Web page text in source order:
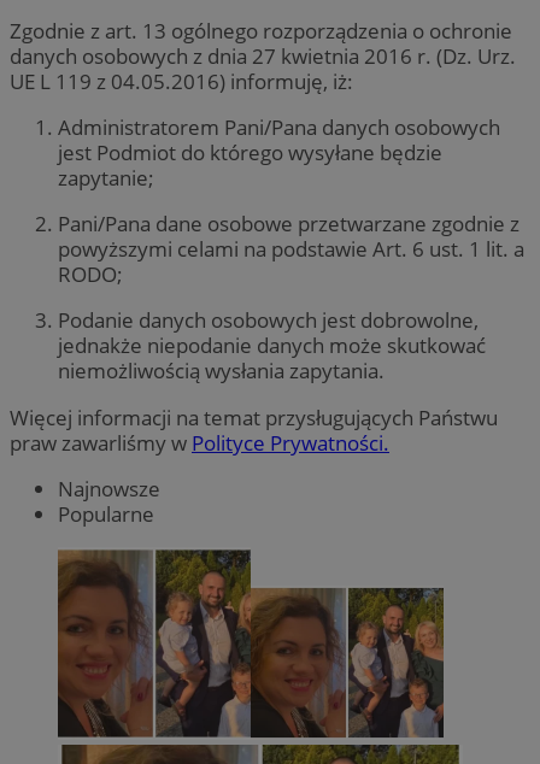
Zgodnie z art. 13 ogólnego rozporządzenia o ochronie
danych osobowych z dnia 27 kwietnia 2016 r. (Dz. Urz.
UE L 119 z 04.05.2016) informuję, iż:
Administratorem Pani/Pana danych osobowych
jest Podmiot do którego wysyłane będzie
zapytanie;
Pani/Pana dane osobowe przetwarzane zgodnie z
powyższymi celami na podstawie Art. 6 ust. 1 lit. a
RODO;
Podanie danych osobowych jest dobrowolne,
jednakże niepodanie danych może skutkować
niemożliwością wysłania zapytania.
Więcej informacji na temat przysługujących Państwu
praw zawarliśmy w Polityce Prywatności.
Najnowsze
Popularne